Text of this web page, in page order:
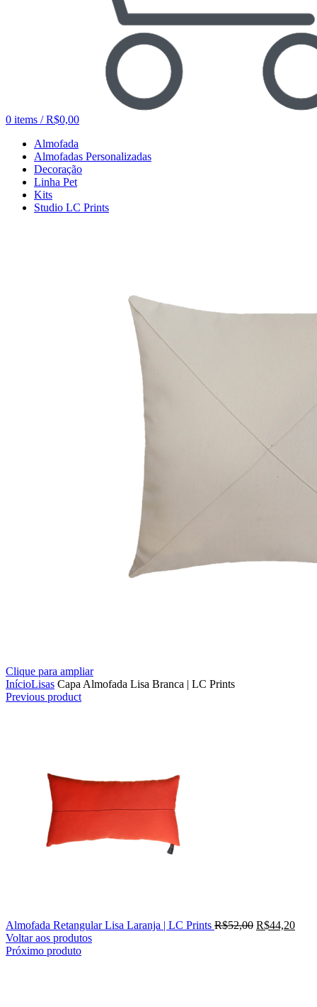
0 items / R$0,00
Almofada
Almofadas Personalizadas
Decoração
Linha Pet
Kits
Studio LC Prints
Clique para ampliar
InícioLisas Capa Almofada Lisa Branca | LC Prints
Previous product
Almofada Retangular Lisa Laranja | LC Prints R$52,00 R$44,20
Voltar aos produtos
Próximo produto